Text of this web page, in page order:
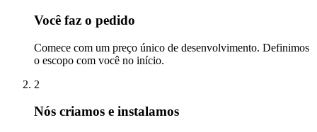
Você faz o pedido
Comece com um preço único de desenvolvimento. Definimos
o escopo com você no início.
2
Nós criamos e instalamos